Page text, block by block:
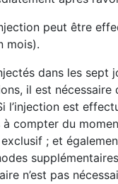
peut être
mois).
dans les
il est
est
compter du
; et
n’est pas